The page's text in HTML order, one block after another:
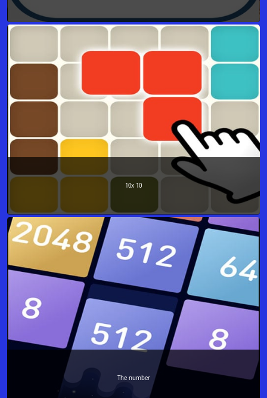
10x 10
The number